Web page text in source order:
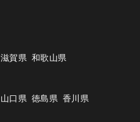
滋賀県 和歌山県
山口県 徳島県 香川県